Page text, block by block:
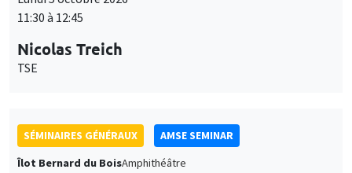
11:30 à 12:45
Nicolas Treich
TSE
SÉMINAIRES GÉNÉRAUX
AMSE SEMINAR
Îlot Bernard du BoisAmphithéâtre